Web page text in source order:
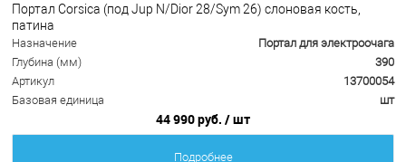
Портал Corsica (под Jup N/Dior 28/Sym 26) слоновая кость,
патина
Назначение
Портал для электроочага
Глубина (мм)
390
Артикул
13700054
Базовая единица
шт
44 990 руб. / шт
Подробнее